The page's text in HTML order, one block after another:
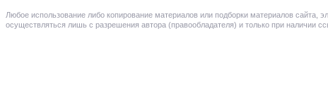
Любое использование либо копирование материалов или подборки материалов
осуществляться лишь с разрешения автора (правообладателя) и только при наличии